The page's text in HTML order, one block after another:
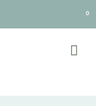
0